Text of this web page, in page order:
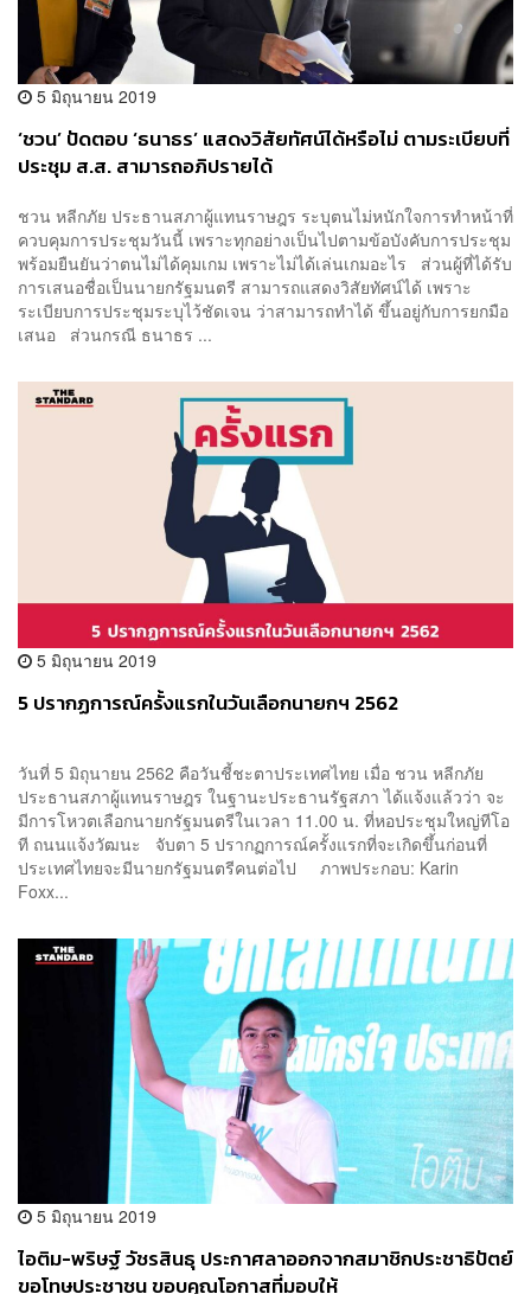
5 มิถุนายน 2019
‘ชวน’ ปัดตอบ ‘ธนาธร’ แสดงวิสัยทัศน์ได้หรือไม่ ตามระเบียบที่
ประชุม ส.ส. สามารถอภิปรายได้
ชวน หลีกภัย ประธานสภาผู้แทนราษฎร ระบุตนไม่หนักใจการทำหน้าที่
ควบคุมการประชุมวันนี้ เพราะทุกอย่างเป็นไปตามข้อบังคับการประชุม
พร้อมยืนยันว่าตนไม่ได้คุมเกม เพราะไม่ได้เล่นเกมอะไร ส่วนผู้ที่ได้รับ
การเสนอชื่อเป็นนายกรัฐมนตรี สามารถแสดงวิสัยทัศน์ได้ เพราะ
ระเบียบการประชุมระบุไว้ชัดเจน ว่าสามารถทำได้ ขึ้นอยู่กับการยกมือ
เสนอ ส่วนกรณี ธนาธร ...
5 มิถุนายน 2019
5 ปรากฏการณ์ครั้งแรกในวันเลือกนายกฯ 2562
วันที่ 5 มิถุนายน 2562 คือวันชี้ชะตาประเทศไทย เมื่อ ชวน หลีกภัย
ประธานสภาผู้แทนราษฎร ในฐานะประธานรัฐสภา ได้แจ้งแล้วว่า จะ
มีการโหวตเลือกนายกรัฐมนตรีในเวลา 11.00 น. ที่หอประชุมใหญ่ทีโอ
ที ถนนแจ้งวัฒนะ จับตา 5 ปรากฏการณ์ครั้งแรกที่จะเกิดขึ้นก่อนที่
ประเทศไทยจะมีนายกรัฐมนตรีคนต่อไป ภาพประกอบ: Karin
Foxx...
5 มิถุนายน 2019
ไอติม-พริษฐ์ วัชรสินธุ ประกาศลาออกจากสมาชิกประชาธิปัตย์
ขอโทษประชาชน ขอบคุณโอกาสที่มอบให้